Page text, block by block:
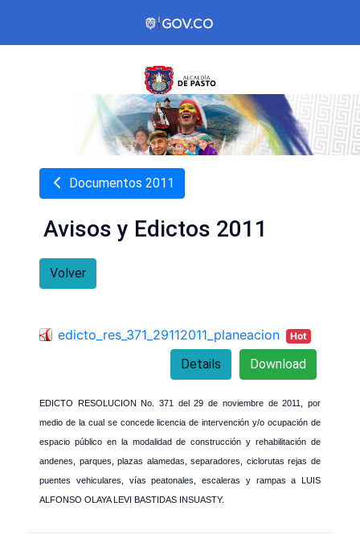
Documentos 2011
Avisos y Edictos 2011
Volver
edicto_res_371_29112011_planeacion Hot
Download
Details
EDICTO RESOLUCION No. 371 del 29 de noviembre de 2011, por
medio de la cual se concede licencia de intervención y/o ocupación de
espacio público en la modalidad de construcción y rehabilitación de
andenes, parques, plazas alamedas, separadores, ciclorutas rejas de
puentes vehiculares, vías peatonales, escaleras y rampas a LUIS
ALFONSO OLAYA LEVI BASTIDAS INSUASTY.